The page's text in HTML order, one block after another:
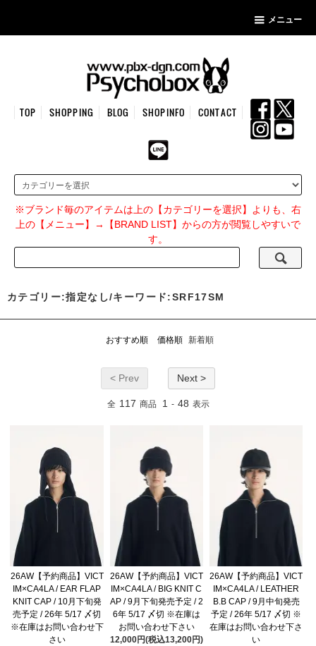
メニュー
TOP SHOPPING BLOG SHOPINFO CONTACT
※ブランド毎のアイテムは上の【カテゴリーを選択】よりも、右
上の【メニュー】→【BRAND LIST】からの方が閲覧しやすいで
す。
カテゴリー:指定なし/キーワード:SRF17SM
おすすめ順 価格順 新着順
< Prev Next >
全 117 商品 1 - 48 表示
26AW【予約商品】VICT
IM×CA4LA / EAR FLAP
KNIT CAP / 10月下旬発
売予定 / 26年 5/17 〆切
※在庫はお問い合わせ下
さい
26AW【予約商品】VICT
IM×CA4LA / BIG KNIT C
AP / 9月下旬発売予定 / 2
6年 5/17 〆切 ※在庫は
お問い合わせ下さい
12,000円(税込13,200円)
26AW【予約商品】VICT
IM×CA4LA / LEATHER
B.B CAP / 9月中旬発売
予定 / 26年 5/17 〆切 ※
在庫はお問い合わせ下さ
い